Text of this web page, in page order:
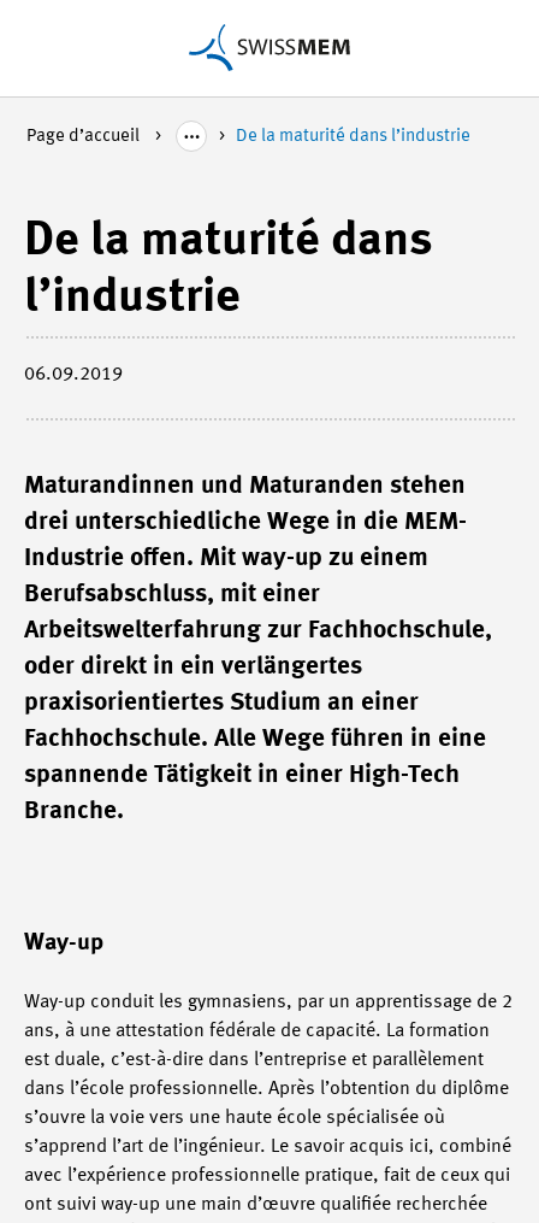
Page d’accueil De la maturité dans l’industrie
De la maturité dans
l’industrie
06.09.2019
Maturandinnen und Maturanden stehen
drei unterschiedliche Wege in die MEM-
Industrie offen. Mit way-up zu einem
Berufsabschluss, mit einer
Arbeitswelterfahrung zur Fachhochschule,
oder direkt in ein verlängertes
praxisorientiertes Studium an einer
Fachhochschule. Alle Wege führen in eine
spannende Tätigkeit in einer High-Tech
Branche.
Way-up
Way-up conduit les gymnasiens, par un apprentissage de 2
ans, à une attestation fédérale de capacité. La formation
est duale, c’est-à-dire dans l’entreprise et parallèlement
dans l’école professionnelle. Après l’obtention du diplôme
s’ouvre la voie vers une haute école spécialisée où
s’apprend l’art de l’ingénieur. Le savoir acquis ici, combiné
avec l’expérience professionnelle pratique, fait de ceux qui
ont suivi way-up une main d’œuvre qualifiée recherchée